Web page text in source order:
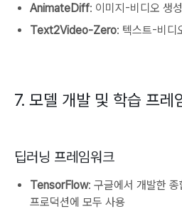
AnimateDiff: 이미지-비디오 생성
Text2Video-Zero: 텍스트-비디
7. 모델 개발 및 학습 프레
딥러닝 프레임워크
TensorFlow: 구글에서 개발한
프로덕션에 모두 사용